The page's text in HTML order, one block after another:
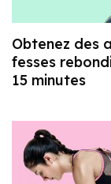
Obtenez des
fesses
15 minutes